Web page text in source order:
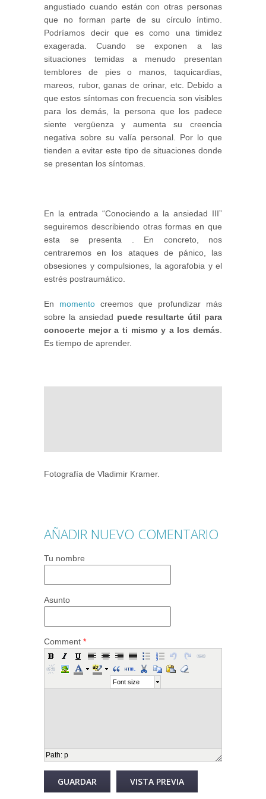
angustiado cuando están con otras personas
que no forman parte de su círculo íntimo.
Podríamos decir que es como una timidez
exagerada. Cuando se exponen a las
situaciones temidas a menudo presentan
temblores de pies o manos, taquicardias,
mareos, rubor, ganas de orinar, etc. Debido a
que estos síntomas con frecuencia son visibles
para los demás, la persona que los padece
siente vergüenza y aumenta su creencia
negativa sobre su valía personal. Por lo que
tienden a evitar este tipo de situaciones donde
se presentan los síntomas.
En la entrada “Conociendo a la ansiedad III”
seguiremos describiendo otras formas en que
esta se presenta . En concreto, nos
centraremos en los ataques de pánico, las
obsesiones y compulsiones, la agorafobia y el
estrés postraumático.
En momento creemos que profundizar más
sobre la ansiedad puede resultarte útil para
conocerte mejor a ti mismo y a los demás.
Es tiempo de aprender.
Fotografía de Vladimir Kramer.
AÑADIR NUEVO COMENTARIO
Tu nombre
Asunto
Comment *
Font size
Path: p
Desactivar texto enriquecido